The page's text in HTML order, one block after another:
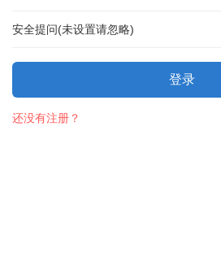
安全提问(未设置请忽略)
登录
还没有注册？